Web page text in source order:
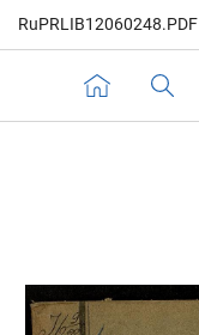
RuPRLIB12060248.PDF